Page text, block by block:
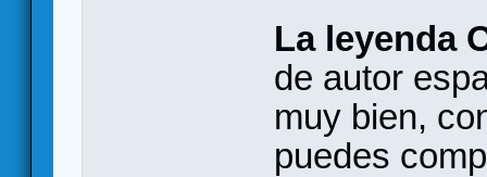
La leyenda
de autor
muy bien,
puedes